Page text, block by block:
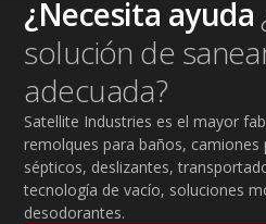
¿Necesita ayuda
solución de
adecuada?
Satellite Industries es el mayor
remolques para baños, camiones
sépticos, deslizantes,
tecnología de vacío, soluciones
desodorantes.